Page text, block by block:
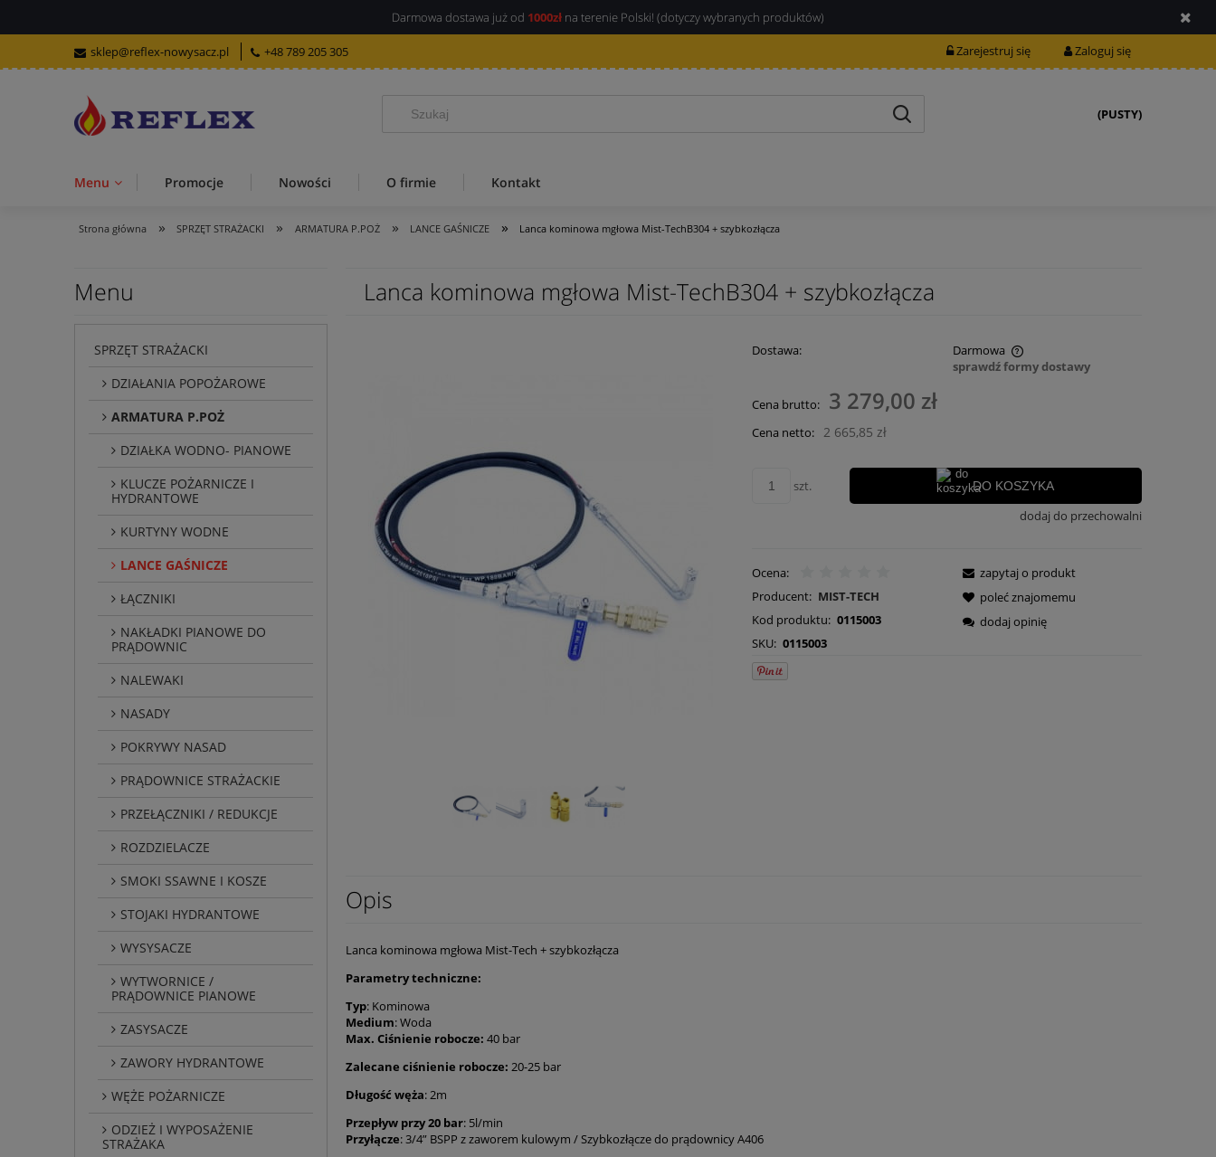
Darmowa dostawa już od 1000zł na terenie Polski! (dotyczy wybranych produktów)
sklep@reflex-nowysacz.pl +48 789 205 305 Zarejestruj się Zaloguj się
(PUSTY)
Menu Promocje Nowości O firmie Kontakt
Strona główna » SPRZĘT STRAŻACKI » ARMATURA P.POŻ » LANCE GAŚNICZE » Lanca kominowa mgłowa Mist-TechB304 + szybkozłącza
Menu
SPRZĘT STRAŻACKI
DZIAŁANIA POPOŻAROWE
ARMATURA P.POŻ
DZIAŁKA WODNO- PIANOWE
KLUCZE POŻARNICZE I
HYDRANTOWE
KURTYNY WODNE
LANCE GAŚNICZE
ŁĄCZNIKI
NAKŁADKI PIANOWE DO
PRĄDOWNIC
NALEWAKI
NASADY
POKRYWY NASAD
PRĄDOWNICE STRAŻACKIE
PRZEŁĄCZNIKI / REDUKCJE
ROZDZIELACZE
SMOKI SSAWNE I KOSZE
STOJAKI HYDRANTOWE
WYSYSACZE
WYTWORNICE /
PRĄDOWNICE PIANOWE
ZASYSACZE
ZAWORY HYDRANTOWE
WĘŻE POŻARNICZE
ODZIEŻ I WYPOSAŻENIE
STRAŻAKA
Lanca kominowa mgłowa Mist-TechB304 + szybkozłącza
Dostawa: Darmowa
Cena nie zawiera ewentualnych kosztów
płatności
sprawdź formy dostawy
Cena brutto: 3 279,00 zł
Cena netto: 2 665,85 zł
szt. DO KOSZYKA
dodaj do przechowalni
Ocena:
Producent: MIST-TECH
Kod produktu: 0115003
SKU: 0115003
zapytaj o produkt
poleć znajomemu
dodaj opinię
Opis
Lanca kominowa mgłowa Mist-Tech + szybkozłącza
Parametry techniczne:
Typ: Kominowa
Medium: Woda
Max. Ciśnienie robocze: 40 bar
Zalecane ciśnienie robocze: 20-25 bar
Długość węża: 2m
Przepływ przy 20 bar: 5l/min
Przyłącze: 3/4” BSPP z zaworem kulowym / Szybkozłącze do prądownicy A406